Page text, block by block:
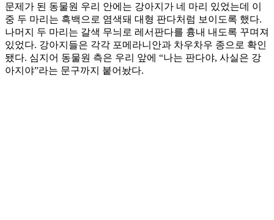
문제가 된 동물원 우리 안에는 강아지가 네 마리 있었는데 이
중 두 마리는 흑백으로 염색돼 대형 판다처럼 보이도록 했다.
나머지 두 마리는 갈색 무늬로 레서판다를 흉내 내도록 꾸며져
있었다. 강아지들은 각각 포메라니안과 차우차우 종으로 확인
됐다. 심지어 동물원 측은 우리 앞에 “나는 판다야, 사실은 강
아지야”라는 문구까지 붙어놨다.